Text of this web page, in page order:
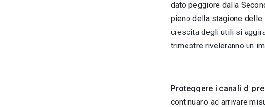
dato peggiore dalla
pieno della stagione
crescita degli utili si
trimestre riveleranno un
Proteggere i canali di
continuano ad arrivare